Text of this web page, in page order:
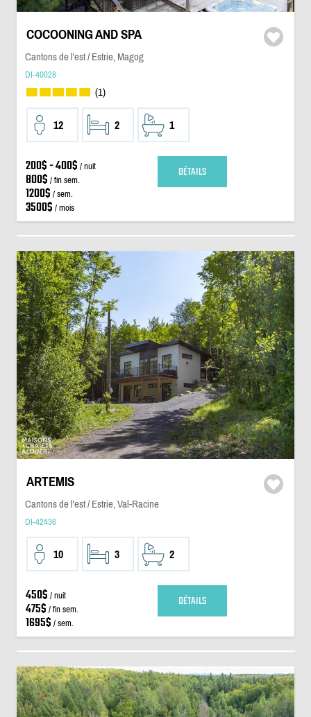
COCOONING AND SPA
Cantons de l'est / Estrie, Magog
DI-40028
(1)
12 2 1
200$ - 400$ / nuit
800$ / fin sem.
1200$ / sem.
3500$ / mois
DÉTAILS
ARTEMIS
Cantons de l'est / Estrie, Val-Racine
DI-42436
10 3 2
450$ / nuit
475$ / fin sem.
1695$ / sem.
DÉTAILS